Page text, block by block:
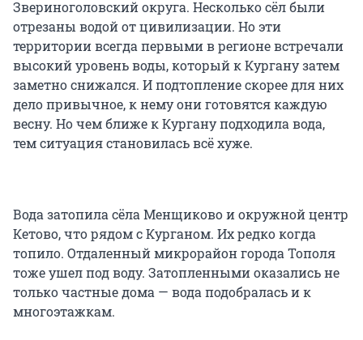
Звериноголовский округа. Несколько сёл были
отрезаны водой от цивилизации. Но эти
территории всегда первыми в регионе встречали
высокий уровень воды, который к Кургану затем
заметно снижался. И подтопление скорее для них
дело привычное, к нему они готовятся каждую
весну. Но чем ближе к Кургану подходила вода,
тем ситуация становилась всё хуже.
Вода затопила сёла Менщиково и окружной центр
Кетово, что рядом с Курганом. Их редко когда
топило. Отдаленный микрорайон города Тополя
тоже ушел под воду. Затопленными оказались не
только частные дома — вода подобралась и к
многоэтажкам.